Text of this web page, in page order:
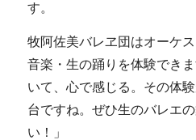
す。
牧阿佐美バレヱ団はオーケ
音楽・生の踊りを体験でき
いて、心で感じる。その体
台ですね。ぜひ生のバレエ
い！」